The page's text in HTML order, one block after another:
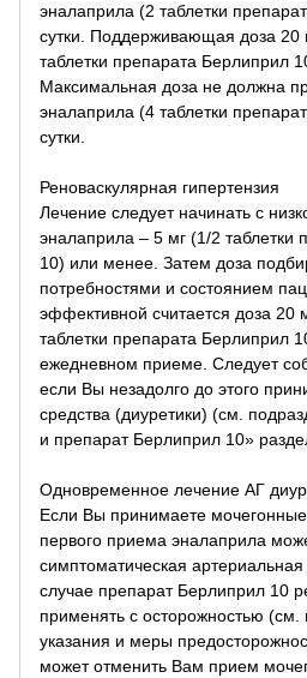
эналаприла (2 таблетки
сутки. Поддерживающая доза 20
таблетки препарата Берлиприл
Максимальная доза не должна
эналаприла (4 таблетки
сутки.
Реноваскулярная гипертензия
Лечение следует начинать с
эналаприла – 5 мг (1/2 таблетки
10) или менее. Затем доза
потребностями и состоянием
эффективной считается доза 20
таблетки препарата Берлиприл
ежедневном приеме. Следует
если Вы незадолго до этого
средства (диуретики) (см.
и препарат Берлиприл 10»
Одновременное лечение АГ
Если Вы принимаете
первого приема эналаприла
симптоматическая
случае препарат Берлиприл 10
применять с осторожностью
указания и меры
может отменить Вам прием